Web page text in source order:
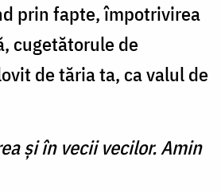
prin fapte, împotrivirea
cugetătorule de
de tăria ta, ca valul de
şi în vecii vecilor. Amin